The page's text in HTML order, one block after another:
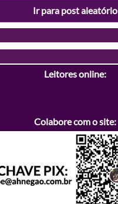
Ir para post aleatório
Leitores online:
Colabore com o site: